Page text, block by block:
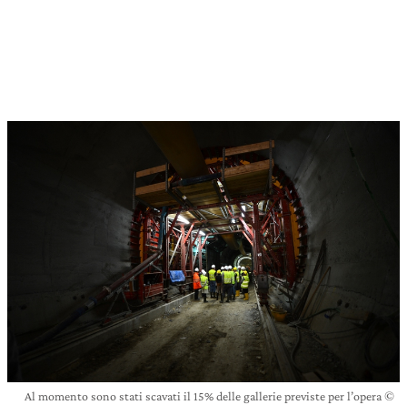
Al momento sono stati scavati il 15% delle gallerie previste per l’opera ©